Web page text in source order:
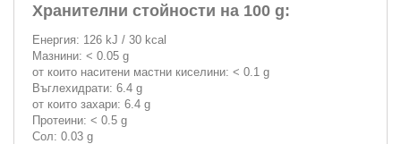
Хранителни стойности на 100 g:
Енергия: 126 kJ / 30 kcal
Мазнини: < 0.05 g
от които наситени мастни киселини: < 0.1 g
Въглехидрати: 6.4 g
от които захари: 6.4 g
Протеини: < 0.5 g
Сол: 0.03 g